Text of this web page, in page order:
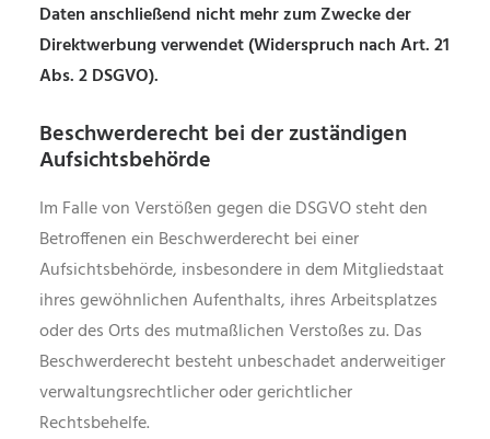
Daten anschließend nicht mehr zum Zwecke der
Direktwerbung verwendet (Widerspruch nach Art. 21
Abs. 2 DSGVO).
Beschwerderecht bei der zuständigen
Aufsichtsbehörde
Im Falle von Verstößen gegen die DSGVO steht den
Betroffenen ein Beschwerderecht bei einer
Aufsichtsbehörde, insbesondere in dem Mitgliedstaat
ihres gewöhnlichen Aufenthalts, ihres Arbeitsplatzes
oder des Orts des mutmaßlichen Verstoßes zu. Das
Beschwerderecht besteht unbeschadet anderweitiger
verwaltungsrechtlicher oder gerichtlicher
Rechtsbehelfe.